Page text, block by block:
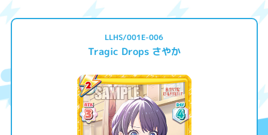
LLHS/001E-006
Tragic Drops さやか